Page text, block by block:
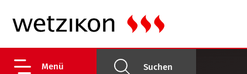
Menü Suchen